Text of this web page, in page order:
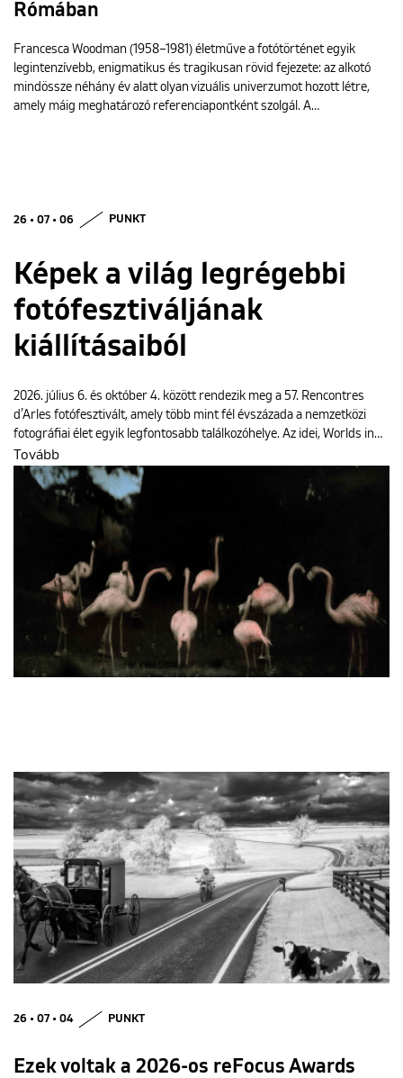
Rómában
Francesca Woodman (1958–1981) életműve a fotótörténet egyik
legintenzívebb, enigmatikus és tragikusan rövid fejezete: az alkotó
mindössze néhány év alatt olyan vizuális univerzumot hozott létre,
amely máig meghatározó referenciapontként szolgál. A…
26 • 07 • 06 PUNKT
Képek a világ legrégebbi
fotófesztiváljának
kiállításaiból
2026. július 6. és október 4. között rendezik meg a 57. Rencontres
d’Arles fotófesztivált, amely több mint fél évszázada a nemzetközi
fotográfiai élet egyik legfontosabb találkozóhelye. Az idei, Worlds in…
Tovább
26 • 07 • 04 PUNKT
Ezek voltak a 2026-os reFocus Awards